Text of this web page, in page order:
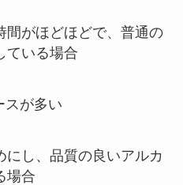
間がほどほどで、普通の
ている場合
スが多い
にし、品質の良いアルカ
場合